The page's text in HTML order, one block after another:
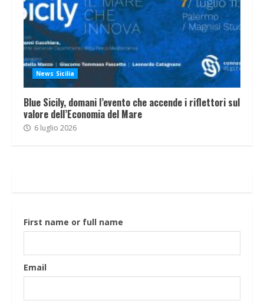
News Sicilia
Blue Sicily, domani l’evento che accende i riflettori sul
valore dell’Economia del Mare
6 luglio 2026
First name or full name
Email